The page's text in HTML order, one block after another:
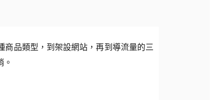
品類型，到架設網站，再到導流量的三
。